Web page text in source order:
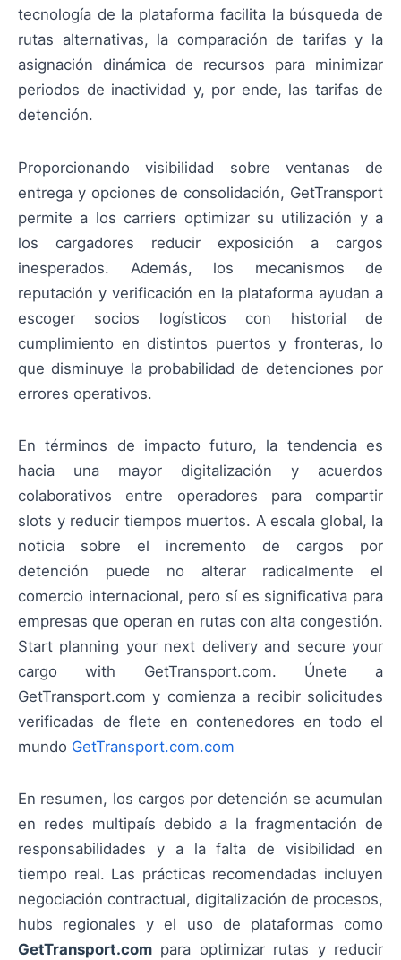
tecnología de la plataforma facilita la búsqueda de
rutas alternativas, la comparación de tarifas y la
asignación dinámica de recursos para minimizar
periodos de inactividad y, por ende, las tarifas de
detención.
Proporcionando visibilidad sobre ventanas de
entrega y opciones de consolidación, GetTransport
permite a los carriers optimizar su utilización y a
los cargadores reducir exposición a cargos
inesperados. Además, los mecanismos de
reputación y verificación en la plataforma ayudan a
escoger socios logísticos con historial de
cumplimiento en distintos puertos y fronteras, lo
que disminuye la probabilidad de detenciones por
errores operativos.
En términos de impacto futuro, la tendencia es
hacia una mayor digitalización y acuerdos
colaborativos entre operadores para compartir
slots y reducir tiempos muertos. A escala global, la
noticia sobre el incremento de cargos por
detención puede no alterar radicalmente el
comercio internacional, pero sí es significativa para
empresas que operan en rutas con alta congestión.
Start planning your next delivery and secure your
cargo with GetTransport.com. Únete a
GetTransport.com y comienza a recibir solicitudes
verificadas de flete en contenedores en todo el
mundo GetTransport.com.com
En resumen, los cargos por detención se acumulan
en redes multipaís debido a la fragmentación de
responsabilidades y a la falta de visibilidad en
tiempo real. Las prácticas recomendadas incluyen
negociación contractual, digitalización de procesos,
hubs regionales y el uso de plataformas como
GetTransport.com para optimizar rutas y reducir